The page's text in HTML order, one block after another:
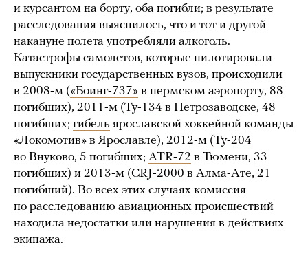
и курсантом на борту, оба погибли; в результате
расследования выяснилось, что и тот и другой
накануне полета употребляли алкоголь.
Катастрофы самолетов, которые пилотировали
выпускники государственных вузов, происходили
в 2008-м («Боинг-737» в пермском аэропорту, 88
погибших), 2011-м (Ту-134 в Петрозаводске, 48
погибших; гибель ярославской хоккейной команды
«Локомотив» в Ярославле), 2012-м (Ту-204
во Внуково, 5 погибших; ATR-72 в Тюмени, 33
погибших) и 2013-м (CRJ-2000 в Алма-Ате, 21
погибший). Во всех этих случаях комиссия
по расследованию авиационных происшествий
находила недостатки или нарушения в действиях
экипажа.